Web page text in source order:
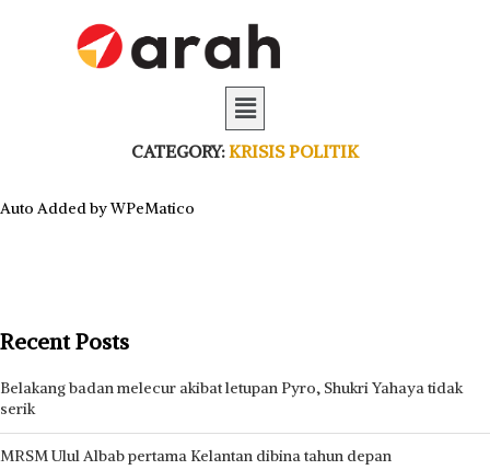
CATEGORY: KRISIS POLITIK
Auto Added by WPeMatico
Recent Posts
Belakang badan melecur akibat letupan Pyro, Shukri Yahaya tidak
serik
MRSM Ulul Albab pertama Kelantan dibina tahun depan